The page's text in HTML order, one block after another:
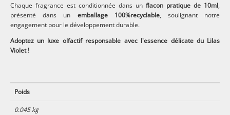
Chaque fragrance est conditionnée dans unflacon pratique de 10ml,
présenté dans un emballage 100%recyclable, soulignant notre
engagement pour le développement durable.
Adoptez un luxe olfactif responsable avec l'essence délicate du Lilas
Violet !
Poids
0.045 kg